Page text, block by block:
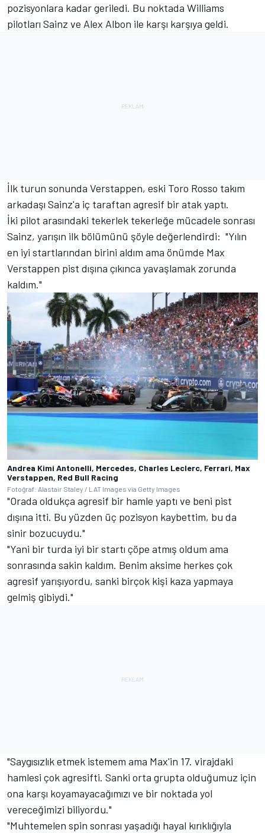
pozisyonlara kadar geriledi. Bu noktada Williams
pilotları Sainz ve Alex Albon ile karşı karşıya geldi.
İlk turun sonunda Verstappen, eski Toro Rosso takım
arkadaşı Sainz'a iç taraftan agresif bir atak yaptı.
İki pilot arasındaki tekerlek tekerleğe mücadele sonrası
Sainz, yarışın ilk bölümünü şöyle değerlendirdi: "Yılın
en iyi startlarından birini aldım ama önümde Max
Verstappen pist dışına çıkınca yavaşlamak zorunda
kaldım."
Andrea Kimi Antonelli, Mercedes, Charles Leclerc, Ferrari, Max
Verstappen, Red Bull Racing
Fotoğraf: Alastair Staley / LAT Images via Getty Images
"Orada oldukça agresif bir hamle yaptı ve beni pist
dışına itti. Bu yüzden üç pozisyon kaybettim, bu da
sinir bozucuydu."
"Yani bir turda iyi bir startı çöpe atmış oldum ama
sonrasında sakin kaldım. Benim aksime herkes çok
agresif yarışıyordu, sanki birçok kişi kaza yapmaya
gelmiş gibiydi."
"Saygısızlık etmek istemem ama Max'in 17. virajdaki
hamlesi çok agresifti. Sanki orta grupta olduğumuz için
ona karşı koyamayacağımızı ve bir noktada yol
vereceğimizi biliyordu."
"Muhtemelen spin sonrası yaşadığı hayal kırıklığıyla